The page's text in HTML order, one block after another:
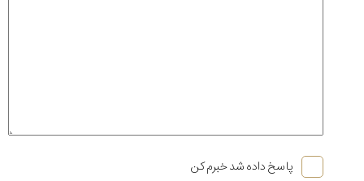
پاسخ داده شد خبرم کن